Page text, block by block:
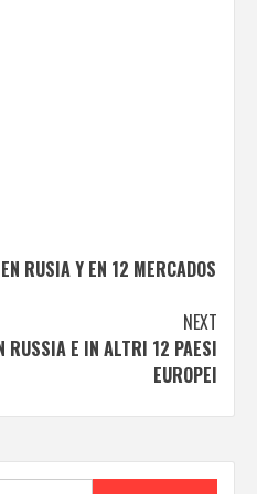
RUSIA Y EN 12 MERCADOS
NEXT
RUSSIA E IN ALTRI 12 PAESI
EUROPEI